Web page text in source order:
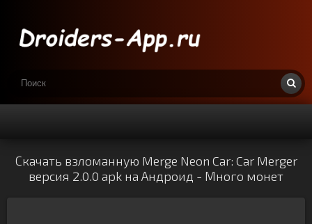
Скачать взломанную Merge Neon Car: Car Merger
версия 2.0.0 apk на Андроид - Много монет